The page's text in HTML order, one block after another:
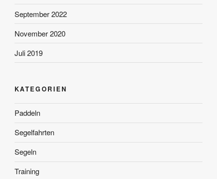
September 2022
November 2020
Juli 2019
KATEGORIEN
Paddeln
Segelfahrten
Segeln
Training